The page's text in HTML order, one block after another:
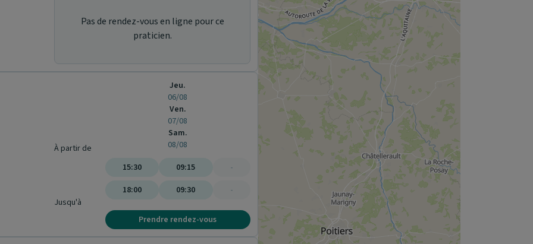
Pas de rendez-vous en ligne pour ce
praticien.
À partir de
Jusqu'à
Jeu.
06/08
Ven.
07/08
Sam.
08/08
15:30
18:00
09:15
09:30
-
-
Prendre rendez-vous